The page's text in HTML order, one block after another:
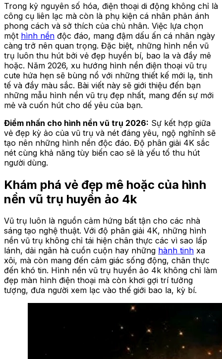
Trong kỷ nguyên số hóa, điện thoại di động không chỉ là
công cụ liên lạc mà còn là phụ kiện cá nhân phản ánh
phong cách và sở thích của chủ nhân. Việc lựa chọn
một hình nền độc đáo, mang đậm dấu ấn cá nhân ngày
càng trở nên quan trọng. Đặc biệt, những hình nền vũ
trụ luôn thu hút bởi vẻ đẹp huyền bí, bao la và đầy mê
hoặc. Năm 2026, xu hướng hình nền điện thoại vũ trụ
cute hứa hẹn sẽ bùng nổ với những thiết kế mới lạ, tinh
tế và đầy màu sắc. Bài viết này sẽ giới thiệu đến bạn
những mẫu hình nền vũ trụ đẹp nhất, mang đến sự mới
mẻ và cuốn hút cho dế yêu của bạn.
Điểm nhấn cho hình nền vũ trụ 2026: Sự kết hợp giữa
vẻ đẹp kỳ ảo của vũ trụ và nét đáng yêu, ngộ nghĩnh sẽ
tạo nên những hình nền độc đáo. Độ phân giải 4K sắc
nét cùng khả năng tùy biến cao sẽ là yếu tố thu hút
người dùng.
Khám phá vẻ đẹp mê hoặc của hình
nền vũ trụ huyền ảo 4k
Vũ trụ luôn là nguồn cảm hứng bất tận cho các nhà
sáng tạo nghệ thuật. Với độ phân giải 4K, những hình
nền vũ trụ không chỉ tái hiện chân thực các vì sao lấp
lánh, dải ngân hà cuồn cuộn hay những hành tinh xa
xôi, mà còn mang đến cảm giác sống động, chân thực
đến khó tin. Hình nền vũ trụ huyền ảo 4k không chỉ làm
đẹp màn hình điện thoại mà còn khơi gợi trí tưởng
tượng, đưa người xem lạc vào thế giới bao la, kỳ bí.